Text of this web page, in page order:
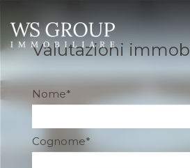
Valutazioni
Nome*
Cognome*